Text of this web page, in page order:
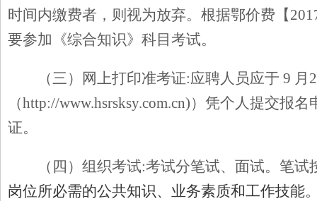
时间内缴费者，则视为放弃。根据鄂价费【
要参加《综合知识》科目考试。
（三）网上打印准考证:应聘人员应于 9 月
（http://www.hsrsksy.com.cn)）凭个人提交报
证。
（四）组织考试:考试分笔试、面试。笔试
岗位所必需的公共知识、业务素质和工作技能